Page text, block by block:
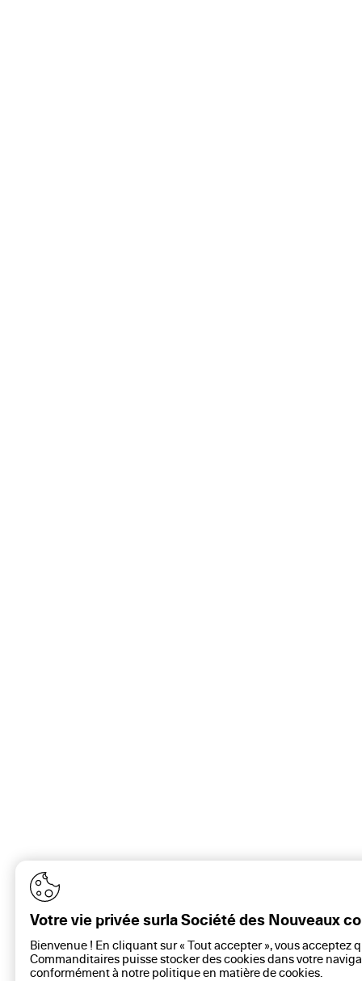
Votre vie privée surla Société des Nouveaux
Bienvenue ! En cliquant sur « Tout accepter », vous acceptez
Commanditaires puisse stocker des cookies dans votre
conformément à notre politique en matière decookies.